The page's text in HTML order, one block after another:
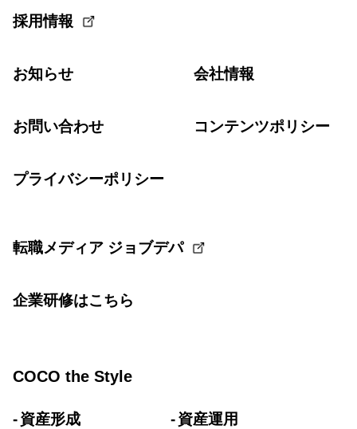
採用情報
お知らせ 会社情報
お問い合わせ コンテンツポリシー
プライバシーポリシー
転職メディア ジョブデパ
企業研修はこちら
COCO the Style
資産形成 資産運用